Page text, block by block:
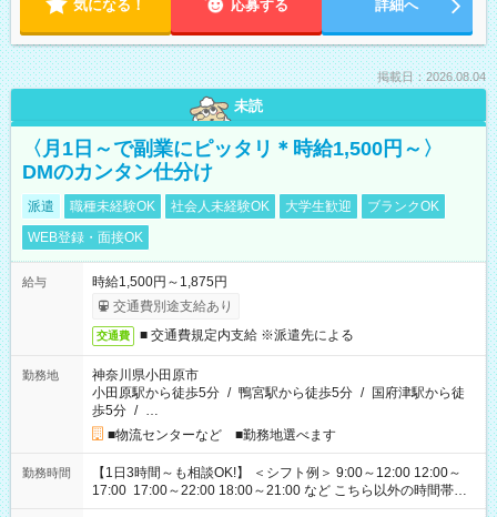
気になる！ 応募する 詳細へ
掲載日：2026.08.04
未読
〈月1日～で副業にピッタリ＊時給1,500円～〉
DMのカンタン仕分け
派遣 職種未経験OK 社会人未経験OK 大学生歓迎
ブランクOK
WEB登録・面接OK
給与
時給1,500円～1,875円
交通費別途支給あり
交通費 ■ 交通費規定内支給 ※派遣先による
勤務地
神奈川県小田原市
小田原駅から徒歩5分 / 鴨宮駅から徒歩5分 / 国府津駅から徒
歩5分 / …
■物流センターなど ■勤務地選べます
勤務時間
【1日3時間～も相談OK!】 ＜シフト例＞ 9:00～12:00 12:00～
17:00 17:00～22:00 18:00～21:00 など こちら以外の時間帯も
お気軽にご相談ください！